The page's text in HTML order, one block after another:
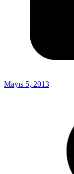
Mayıs 5, 2013